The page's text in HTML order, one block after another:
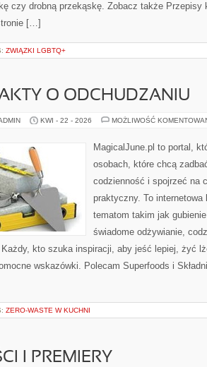
czy drobną przekąskę. Zobacz także Przepisy
[…]
ZWIĄZKI LGBTQ+
O ODCHUDZANIU
KWI - 22 - 2026 MOŻLIWOŚĆ
MagicalJune.pl to portal,
osobach, które chcą
codzienność i spojrzeć na
praktyczny. To
tematom takim jak
świadome odżywianie,
kto szuka inspiracji, aby jeść lepiej, żyć
wskazówki. Polecam Superfoods i
ZERO-WASTE W KUCHNI
I PREMIERY